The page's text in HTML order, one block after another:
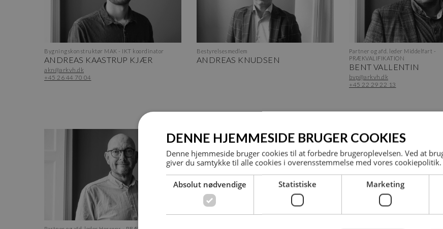
Bygningskonstruktør MAK - IKT koordinator
ANDREAS KAASTRUP KJÆR
akn@arkvh.dk
+45 26 44 70 04
Bestyrelsesmedlem
ANDREAS KNUDSEN
Partner og afd. leder Middelfart -
PRÆKVALIFIKATION
BENT VALLENTIN
bvp@arkvh.dk
+45 22 29 22 13
DENNE HJEMMESIDE BRUGER COOKIES
Denne hjemmeside bruger cookies til at forbedre brugeroplevelsen. Ved at
giver du samtykke til alle cookies i overensstemmelse med vores cookiepolitik.
Absolut nødvendige Statistiske Marketing